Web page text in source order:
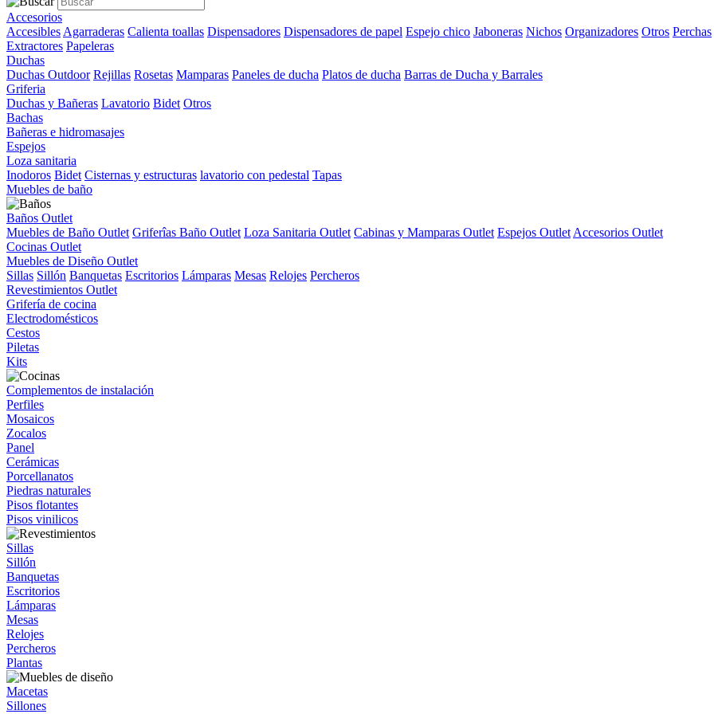
Accesorios
Accesibles Agarraderas Calienta toallas Dispensadores Dispensadores de papel Espejo chico Jaboneras Nichos Organizadores Otros Perchas
Extractores Papeleras
Duchas
Duchas Outdoor Rejillas Rosetas Mamparas Paneles de ducha Platos de ducha Barras de Ducha y Barrales
Griferia
Duchas y Bañeras Lavatorio Bidet Otros
Bachas
Bañeras e hidromasajes
Espejos
Loza sanitaria
Inodoros Bidet Cisternas y estructuras lavatorio con pedestal Tapas
Muebles de baño
Baños Outlet
Muebles de Baño Outlet Griferîas Baño Outlet Loza Sanitaria Outlet Cabinas y Mamparas Outlet Espejos Outlet Accesorios Outlet
Cocinas Outlet
Muebles de Diseño Outlet
Sillas Sillón Banquetas Escritorios Lámparas Mesas Relojes Percheros
Revestimientos Outlet
Grifería de cocina
Electrodomésticos
Cestos
Piletas
Kits
Complementos de instalación
Perfiles
Mosaicos
Zocalos
Panel
Cerámicas
Porcellanatos
Piedras naturales
Pisos flotantes
Pisos vinilicos
Sillas
Sillón
Banquetas
Escritorios
Lámparas
Mesas
Relojes
Percheros
Plantas
Macetas
Sillones